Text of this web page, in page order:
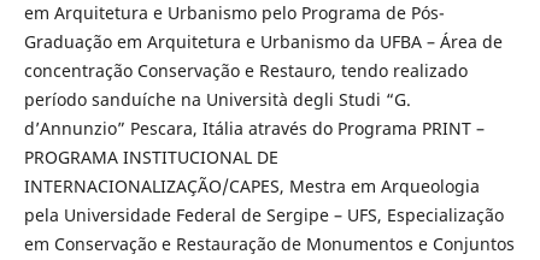
em Arquitetura e Urbanismo pelo Programa de Pós-
Graduação em Arquitetura e Urbanismo da UFBA – Área de
concentração Conservação e Restauro, tendo realizado
período sanduíche na Università degli Studi “G.
d’Annunzio” Pescara, Itália através do Programa PRINT –
PROGRAMA INSTITUCIONAL DE
INTERNACIONALIZAÇÃO/CAPES, Mestra em Arqueologia
pela Universidade Federal de Sergipe – UFS, Especialização
em Conservação e Restauração de Monumentos e Conjuntos